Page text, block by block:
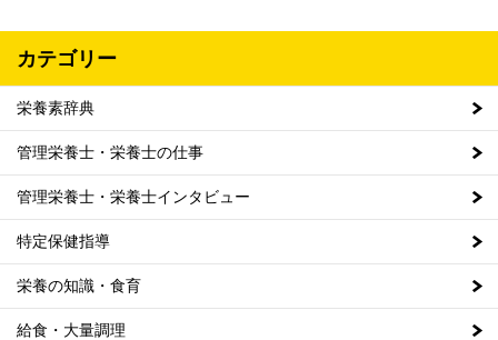
カテゴリー
栄養素辞典
管理栄養士・栄養士の仕事
管理栄養士・栄養士インタビュー
特定保健指導
栄養の知識・食育
給食・大量調理